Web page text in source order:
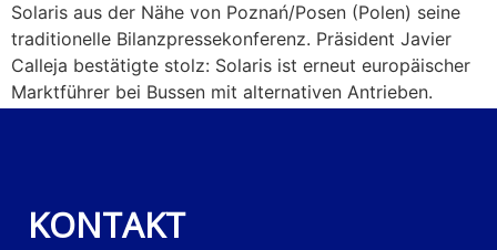
Solaris aus der Nähe von Poznań/Posen (Polen) seine
traditionelle Bilanzpressekonferenz. Präsident Javier
Calleja bestätigte stolz: Solaris ist erneut europäischer
Marktführer bei Bussen mit alternativen Antrieben.
KONTAKT